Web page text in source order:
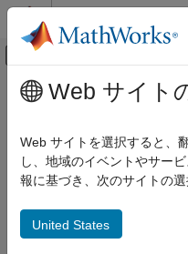
コンテンツへスキップ
オフキャンバ
ドキュメンテーションのホーム
Mixed-Signal Blockset
Analysis and Optimization
カテゴリ
MATLAB Analysis of PLLs and Data
メインコンテンツ
Data Import
Import waveform and
Import waveform and
the imported data and
and perform custom
Web サイト
Web サイトを選択すると、
し、地域のイベントやサー
報に基づき、次のサイトの
United States